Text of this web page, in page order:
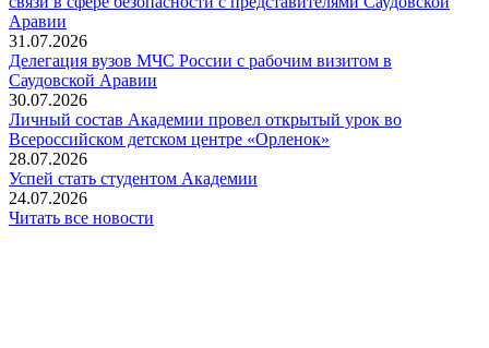
Аравии
31.07.2026
Делегация вузов МЧС России с рабочим визитом в
Саудовской Аравии
30.07.2026
Личный состав Академии провел открытый урок во
Всероссийском детском центре «Орленок»
28.07.2026
️Успей стать студентом Академии
24.07.2026
Читать все новости